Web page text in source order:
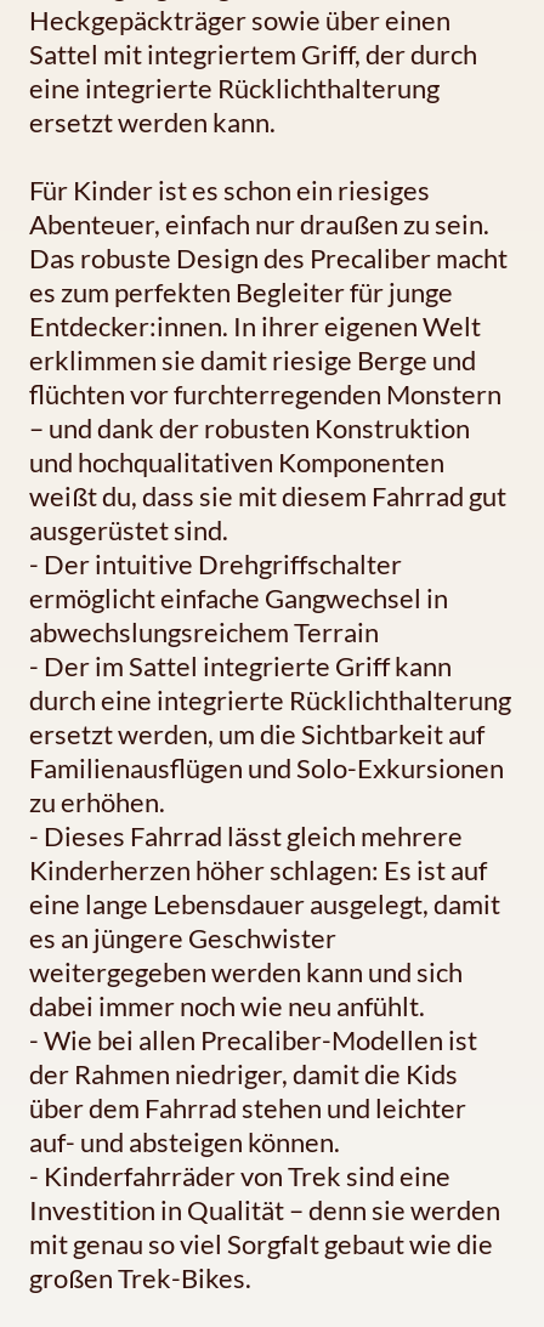
Heckgepäckträger sowie über einen
Sattel mit integriertem Griff, der durch
eine integrierte Rücklichthalterung
ersetzt werden kann.
Für Kinder ist es schon ein riesiges
Abenteuer, einfach nur draußen zu sein.
Das robuste Design des Precaliber macht
es zum perfekten Begleiter für junge
Entdecker:innen. In ihrer eigenen Welt
erklimmen sie damit riesige Berge und
flüchten vor furchterregenden Monstern
– und dank der robusten Konstruktion
und hochqualitativen Komponenten
weißt du, dass sie mit diesem Fahrrad gut
ausgerüstet sind.
- Der intuitive Drehgriffschalter
ermöglicht einfache Gangwechsel in
abwechslungsreichem Terrain
- Der im Sattel integrierte Griff kann
durch eine integrierte Rücklichthalterung
ersetzt werden, um die Sichtbarkeit auf
Familienausflügen und Solo-Exkursionen
zu erhöhen.
- Dieses Fahrrad lässt gleich mehrere
Kinderherzen höher schlagen: Es ist auf
eine lange Lebensdauer ausgelegt, damit
es an jüngere Geschwister
weitergegeben werden kann und sich
dabei immer noch wie neu anfühlt.
- Wie bei allen Precaliber-Modellen ist
der Rahmen niedriger, damit die Kids
über dem Fahrrad stehen und leichter
auf- und absteigen können.
- Kinderfahrräder von Trek sind eine
Investition in Qualität – denn sie werden
mit genau so viel Sorgfalt gebaut wie die
großen Trek-Bikes.